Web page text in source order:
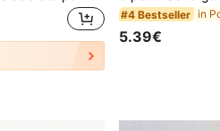
#4 Bestseller
5.39€